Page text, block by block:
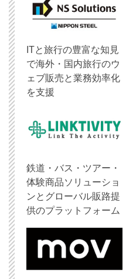
ITと旅行の豊富な知見
で海外・国内旅行のウ
ェブ販売と業務効率化
を支援
鉄道・バス・ツアー・
体験商品ソリューショ
ンとグローバル販路提
供のプラットフォーム